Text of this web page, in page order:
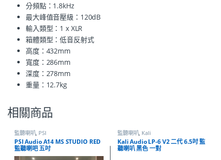
分頻點：1.8kHz
最大峰值音壓級：120dB
輸入類型：1 x XLR
箱體類型：低音反射式
高度：432mm
寬度：286mm
深度：278mm
重量：12.7kg
相關商品
監聽喇叭 PSI
PSI Audio A14 MS STUDIO RED
監聽喇吧 五吋
監聽喇叭 Kali
Kali Audio LP-6 V2 二代 6.5吋 監
聽喇叭 黑色 一對